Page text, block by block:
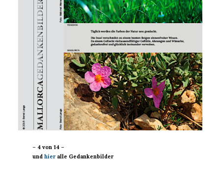
– 4 von 14 –
undhier alle Gedankenbilder